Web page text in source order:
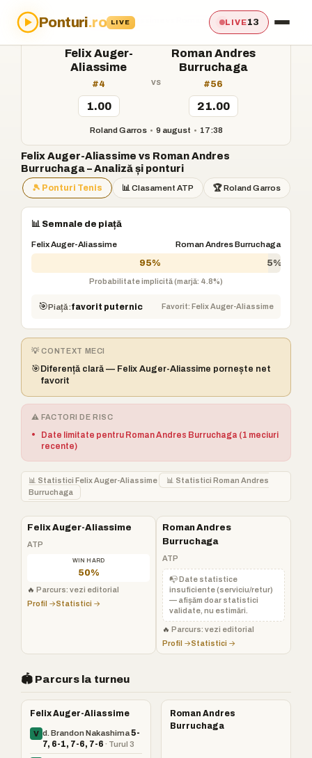
Ponturi.ro LIVE LIVE13
Acasă›Ponturi›Felix Auger-Aliassime vs Roman Andres Burruchaga
Felix Auger-
Aliassime
#4
1.00
vs
Roman Andres
Burruchaga
#56
21.00
Roland Garros • 9 august • 17:38
Felix Auger-Aliassime vs Roman Andres
Burruchaga – Analiză și ponturi
🎾 Ponturi Tenis 📊 Clasament ATP 🏆 Roland Garros
📊 Semnale de piață
Felix Auger-Aliassime Roman Andres Burruchaga
95% 5%
Probabilitate implicită (marjă: 4.8%)
🎯Piață:favorit puternic Favorit: Felix Auger-Aliassime
💡 CONTEXT MECI
🎯 Diferență clară — Felix Auger-Aliassime pornește net
favorit
⚠️ FACTORI DE RISC
•
Date limitate pentru Roman Andres Burruchaga (1 meciuri
recente)
📊 Statistici Felix Auger-Aliassime
📊 Statistici Roman Andres
Burruchaga
Felix Auger-Aliassime
ATP
WIN HARD
50%
🔥 Parcurs: vezi editorial
Profil →Statistici →
Roman Andres
Burruchaga
ATP
📭 Date statistice
insuficiente (serviciu/retur)
— afișăm doar statistici
validate, nu estimări.
🔥 Parcurs: vezi editorial
Profil →Statistici →
🏟️ Parcurs la turneu
Felix Auger-Aliassime
V d. Brandon Nakashima5-
7, 6-1, 7-6, 7-6 · Turul 3
Roman Andres
Burruchaga